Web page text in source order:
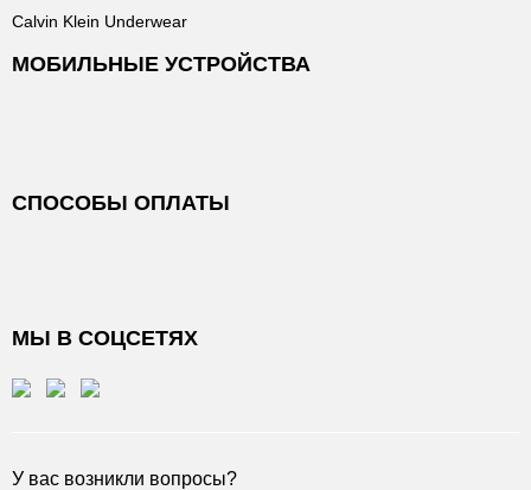
Calvin Klein Underwear
МОБИЛЬНЫЕ УСТРОЙСТВА
СПОСОБЫ ОПЛАТЫ
МЫ В СОЦСЕТЯХ
У вас возникли вопросы?